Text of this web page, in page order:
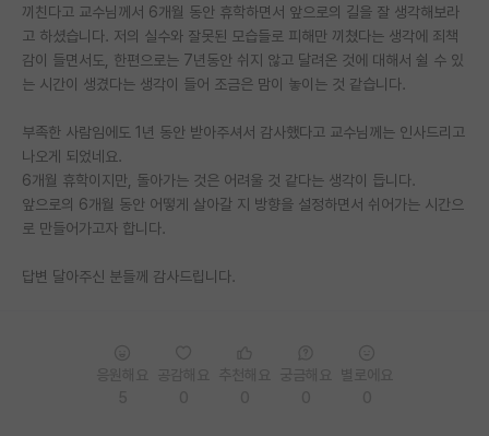
끼친다고 교수님께서 6개월 동안 휴학하면서 앞으로의 길을 잘 생각해보라
고 하셨습니다. 저의 실수와 잘못된 모습들로 피해만 끼쳤다는 생각에 죄책
감이 들면서도, 한편으로는 7년동안 쉬지 않고 달려온 것에 대해서 쉴 수 있
는 시간이 생겼다는 생각이 들어 조금은 맘이 놓이는 것 같습니다.
부족한 사람임에도 1년 동안 받아주셔서 감사했다고 교수님께는 인사드리고
나오게 되었네요.
6개월 휴학이지만, 돌아가는 것은 어려울 것 같다는 생각이 듭니다.
앞으로의 6개월 동안 어떻게 살아갈 지 방향을 설정하면서 쉬어가는 시간으
로 만들어가고자 합니다.
답변 달아주신 분들께 감사드립니다.